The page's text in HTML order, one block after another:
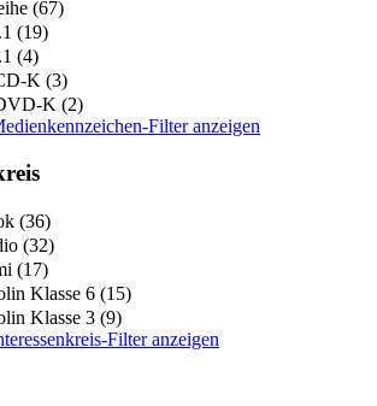
(67)
(19)
(4)
K (3)
K (2)
Filter anzeigen
(36)
(32)
(17)
Klasse 6 (15)
Klasse 3 (9)
Filter anzeigen